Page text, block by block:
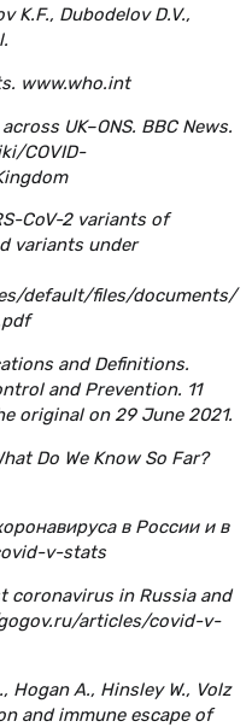
K.F., Dubodelov D.V.,
www.who.int
UK–ONS. BBC News.
COVID-
CoV-2 variants of
variants under
default/files/documents/
and Definitions.
and Prevention. 11
original on 29 June 2021.
Do We Know So Far?
в России и в
v-stats
in Russia and
articles/covid-v-
Hogan A., Hinsley W., Volz
and immune escape of